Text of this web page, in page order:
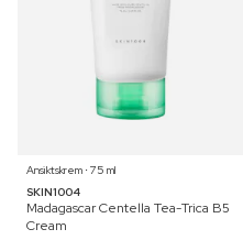
Ansiktskrem ⋅ 75 ml
SKIN1004
Madagascar Centella Tea-Trica B5
Cream